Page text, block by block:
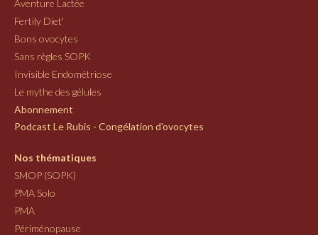
Aventure Lactée
Fertily Diet'
Bons ovocytes
Sans règles SOPK
Invisible Endométriose
Le mythe des gélules
Abonnement
Podcast Le Rubis - Congélation d'ovocytes
Nos thématiques
SMOP (SOPK)
PMA Solo
PMA
Périménopause